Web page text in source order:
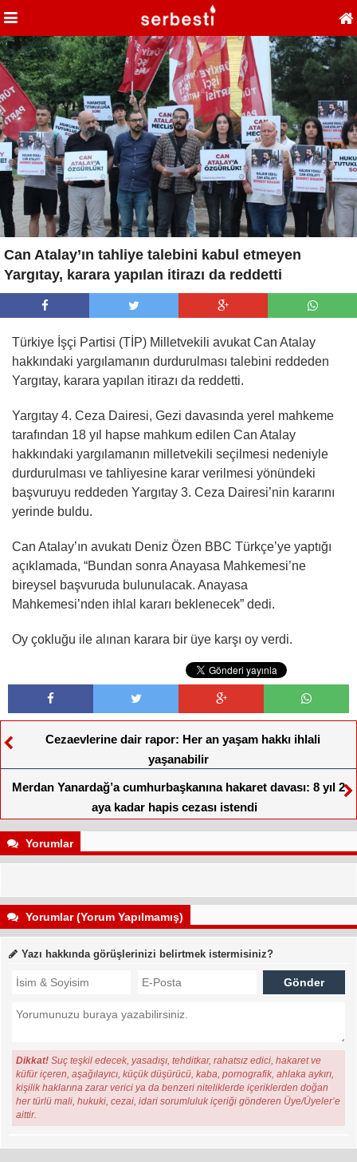
Can Atalay’ın tahliye talebini kabul etmeyen
Yargıtay, karara yapılan itirazı da reddetti
Türkiye İşçi Partisi (TİP) Milletvekili avukat Can Atalay
hakkındaki yargılamanın durdurulması talebini reddeden
Yargıtay, karara yapılan itirazı da reddetti.
Yargıtay 4. Ceza Dairesi, Gezi davasında yerel mahkeme
tarafından 18 yıl hapse mahkum edilen Can Atalay
hakkındaki yargılamanın milletvekili seçilmesi nedeniyle
durdurulması ve tahliyesine karar verilmesi yönündeki
başvuruyu reddeden Yargıtay 3. Ceza Dairesi’nin kararını
yerinde buldu.
Can Atalay’ın avukatı Deniz Özen BBC Türkçe’ye yaptığı
açıklamada, “Bundan sonra Anayasa Mahkemesi’ne
bireysel başvuruda bulunulacak. Anayasa
Mahkemesi’nden ihlal kararı beklenecek” dedi.
Oy çokluğu ile alınan karara bir üye karşı oy verdi.
Cezaevlerine dair rapor: Her an yaşam hakkı ihlali
yaşanabilir
Merdan Yanardağ’a cumhurbaşkanına hakaret davası: 8 yıl 2
aya kadar hapis cezası istendi
Yorumlar
Yorumlar (Yorum Yapılmamış)
Yazı hakkında görüşlerinizi belirtmek istermisiniz?
Dikkat! Suç teşkil edecek, yasadışı, tehditkar, rahatsız edici, hakaret ve
küfür içeren, aşağılayıcı, küçük düşürücü, kaba, pornografik, ahlaka aykırı,
kişilik haklarına zarar verici ya da benzeri niteliklerde içeriklerden doğan
her türlü mali, hukuki, cezai, idari sorumluluk içeriği gönderen Üye/Üyeler’e
aittir.